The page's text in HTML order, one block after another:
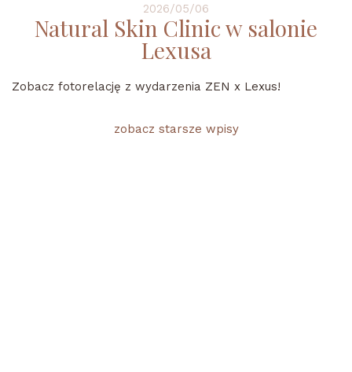
2026/05/06
Natural Skin Clinic w salonie
Lexusa
Zobacz fotorelację z wydarzenia ZEN x Lexus!
zobacz starsze wpisy